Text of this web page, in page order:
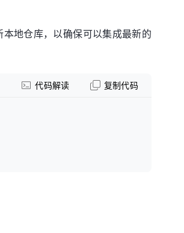
地仓库，以确保可以集成最新的
代码解读 复制代码